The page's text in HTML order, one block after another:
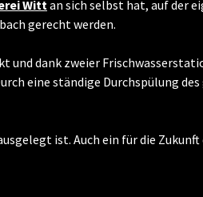
Witt an sich selbst hat, auf der
gerecht werden.
und dank zweier
eine ständige Durchspülung
ist. Auch ein für die